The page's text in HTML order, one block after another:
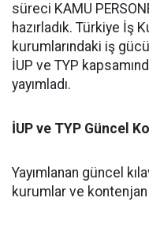
süreci KAMU
hazırladık. Türkiye İş
kurumlarındaki iş
İUP ve TYP
yayımladı.
İUP ve TYP Güncel
Yayımlanan güncel
kurumlar ve kontenjan